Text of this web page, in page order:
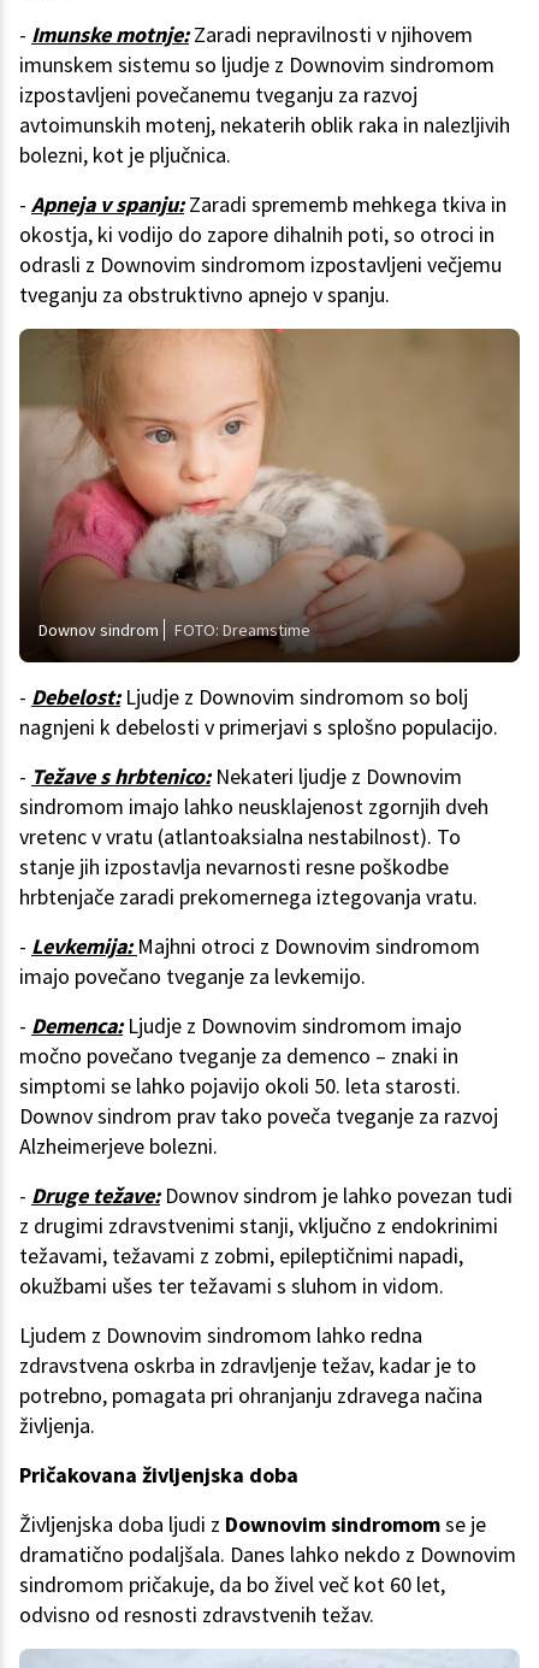
- Imunske motnje:Zaradi nepravilnosti v njihovem
imunskem sistemu so ljudje z Downovim sindromom
izpostavljeni povečanemu tveganju za razvoj
avtoimunskih motenj, nekaterih oblik raka in nalezljivih
bolezni, kot je pljučnica.
- Apneja v spanju:Zaradi sprememb mehkega tkiva in
okostja, ki vodijo do zapore dihalnih poti, so otroci in
odrasli z Downovim sindromom izpostavljeni večjemu
tveganju za obstruktivno apnejo v spanju.
Downov sindrom FOTO: Dreamstime
- Debelost:Ljudje z Downovim sindromom so bolj
nagnjeni k debelosti v primerjavi s splošno populacijo.
- Težave s hrbtenico:Nekateri ljudje z Downovim
sindromom imajo lahko neusklajenost zgornjih dveh
vretenc v vratu (atlantoaksialna nestabilnost). To
stanje jih izpostavlja nevarnosti resne poškodbe
hrbtenjače zaradi prekomernega iztegovanja vratu.
- Levkemija:Majhni otroci z Downovim sindromom
imajo povečano tveganje za levkemijo.
- Demenca:Ljudje z Downovim sindromom imajo
močno povečano tveganje za demenco – znaki in
simptomi se lahko pojavijo okoli 50. leta starosti.
Downov sindrom prav tako poveča tveganje za razvoj
Alzheimerjeve bolezni.
- Druge težave:Downov sindrom je lahko povezan tudi
z drugimi zdravstvenimi stanji, vključno z endokrinimi
težavami, težavami z zobmi, epileptičnimi napadi,
okužbami ušes ter težavami s sluhom in vidom.
Ljudem z Downovim sindromom lahko redna
zdravstvena oskrba in zdravljenje težav, kadar je to
potrebno, pomagata pri ohranjanju zdravega načina
življenja.
Pričakovana življenjska doba
Življenjska doba ljudi z Downovim sindromomse je
dramatično podaljšala. Danes lahko nekdo z Downovim
sindromom pričakuje, da bo živel več kot 60 let,
odvisno od resnosti zdravstvenih težav.